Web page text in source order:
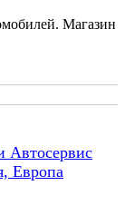
Автосервис
Европа